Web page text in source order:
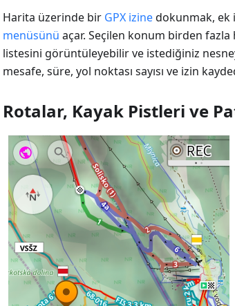
Harita üzerinde bir GPX izinedokunmak, ek
menüsünü açar. Seçilen konum birden
listesini görüntüleyebilir ve istediğiniz
mesafe, süre, yol noktası sayısı ve izin
Rotalar, Kayak Pistleri ve